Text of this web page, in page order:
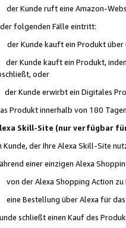
der Kunde ruft eine Amazon-
folgenden Fälle eintritt:
der Kunde kauft ein Produkt
der Kunde kauft ein Produkt,
oder
der Kunde erwirbt ein Digitales
Produkt innerhalb von 180
Skill-Site (nur verfügbar
der Ihre Alexa Skill-Site
einer einzigen Alexa
von der Alexa Shopping Action zu
eine Bestellung über Alexa für das
schließt einen Kauf des